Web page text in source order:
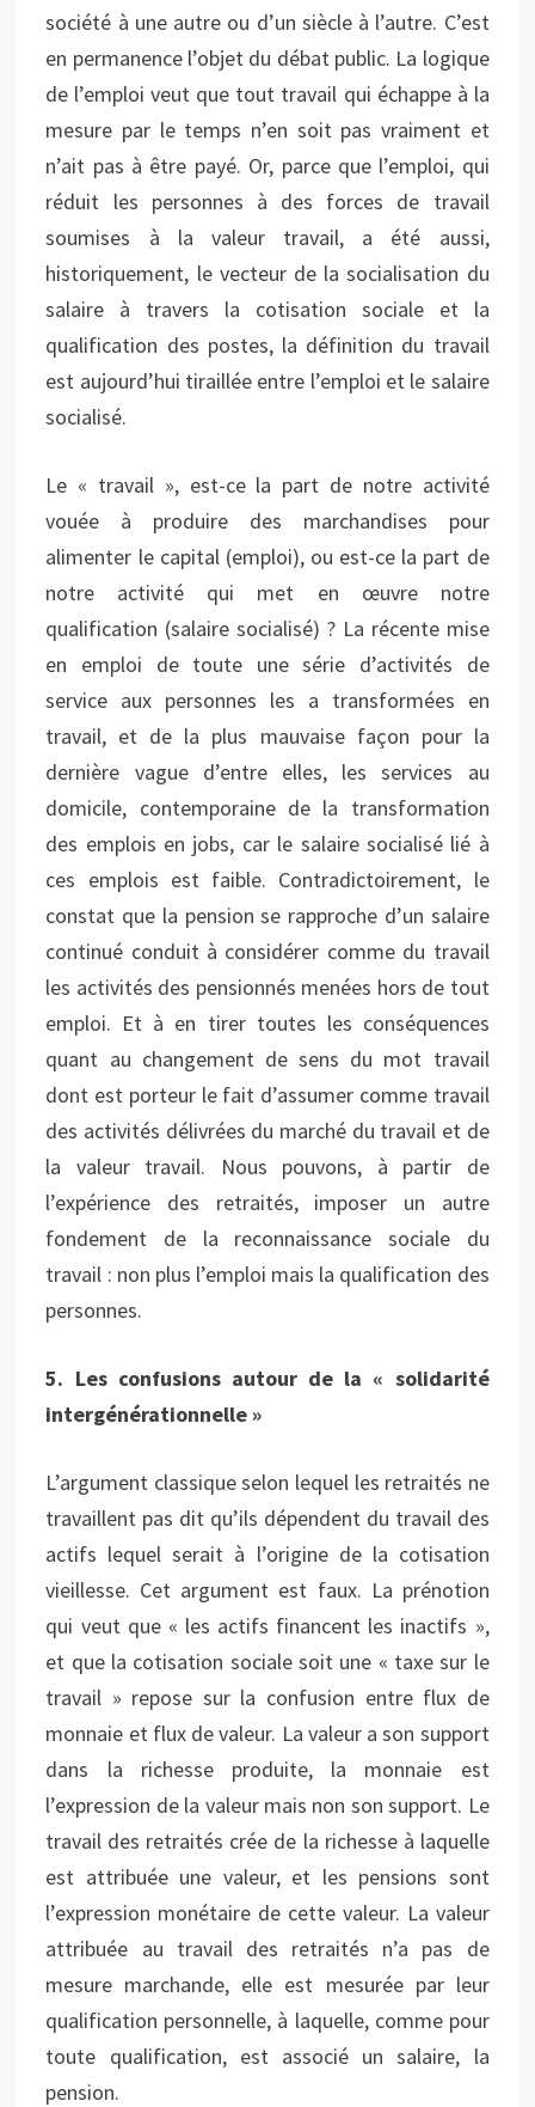
société à une autre ou d’un siècle à l’autre. C’est
en permanence l’objet du débat public. La logique
de l’emploi veut que tout travail qui échappe à la
mesure par le temps n’en soit pas vraiment et
n’ait pas à être payé. Or, parce que l’emploi, qui
réduit les personnes à des forces de travail
soumises à la valeur travail, a été aussi,
historiquement, le vecteur de la socialisation du
salaire à travers la cotisation sociale et la
qualification des postes, la définition du travail
est aujourd’hui tiraillée entre l’emploi et le salaire
socialisé.
Le « travail », est-ce la part de notre activité
vouée à produire des marchandises pour
alimenter le capital (emploi), ou est-ce la part de
notre activité qui met en œuvre notre
qualification (salaire socialisé) ? La récente mise
en emploi de toute une série d’activités de
service aux personnes les a transformées en
travail, et de la plus mauvaise façon pour la
dernière vague d’entre elles, les services au
domicile, contemporaine de la transformation
des emplois en jobs, car le salaire socialisé lié à
ces emplois est faible. Contradictoirement, le
constat que la pension se rapproche d’un salaire
continué conduit à considérer comme du travail
les activités des pensionnés menées hors de tout
emploi. Et à en tirer toutes les conséquences
quant au changement de sens du mot travail
dont est porteur le fait d’assumer comme travail
des activités délivrées du marché du travail et de
la valeur travail. Nous pouvons, à partir de
l’expérience des retraités, imposer un autre
fondement de la reconnaissance sociale du
travail : non plus l’emploi mais la qualification des
personnes.
5. Les confusions autour de la « solidarité
intergénérationnelle »
L’argument classique selon lequel les retraités ne
travaillent pas dit qu’ils dépendent du travail des
actifs lequel serait à l’origine de la cotisation
vieillesse. Cet argument est faux. La prénotion
qui veut que « les actifs financent les inactifs »,
et que la cotisation sociale soit une « taxe sur le
travail » repose sur la confusion entre flux de
monnaie et flux de valeur. La valeur a son support
dans la richesse produite, la monnaie est
l’expression de la valeur mais non son support. Le
travail des retraités crée de la richesse à laquelle
est attribuée une valeur, et les pensions sont
l’expression monétaire de cette valeur. La valeur
attribuée au travail des retraités n’a pas de
mesure marchande, elle est mesurée par leur
qualification personnelle, à laquelle, comme pour
toute qualification, est associé un salaire, la
pension.